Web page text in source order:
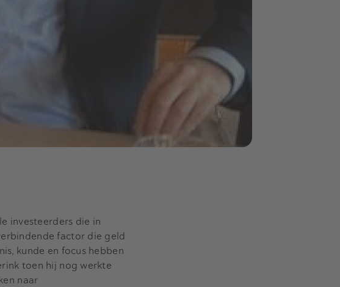
investeerders die in
factor die geld
kunde en focus hebben
toen hij nog werkte
naar